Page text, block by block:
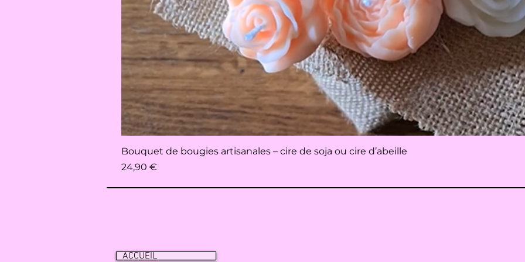
Aperçu rapide
Bouquet de bougies artisanales – cire de soja ou cire d’abeille
Prix
24,90 €
ACCUEIL